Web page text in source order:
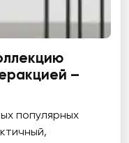
–
популярных